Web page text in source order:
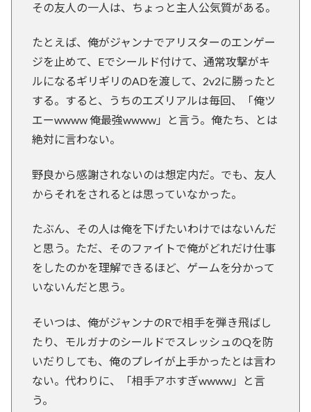
その友人の一人は、ちょっと主人公気質がある。
たとえば、俺がジャンナでアリスターのエンゲー
ジを止めて、Eでシールド付けて、通常攻撃がキ
ルになるギリギリのADを渡して、2v2に勝ったと
する。すると、うちのエズリアルは毎回、「俺ツ
エーwwww 俺最強wwww」と言う。俺たち、とは
絶対に言わない。
野良から感謝されないのは想定内だ。でも、友人
からそれをされるとは思っていなかった。
たぶん、その人は俺を下げたいわけではないんだ
と思う。ただ、そのファイトで俺がどれだけ仕事
をしたのかを理解できるほど、ゲームを分かって
いないんだと思う。
そいつは、俺がジャンナのRで相手を弾き飛ばし
たり、モルガナのシールドでスレッシュのQを防
いだりしても、俺のプレイが上手かったとは言わ
ない。代わりに、「相手アホすぎwwww」と言
う。